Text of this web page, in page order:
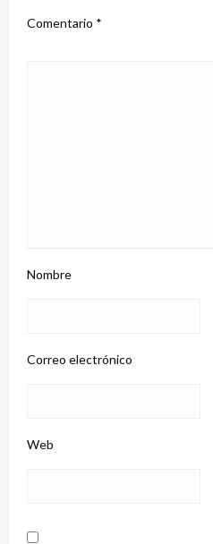
Comentario *
Nombre
Correo electrónico
Web